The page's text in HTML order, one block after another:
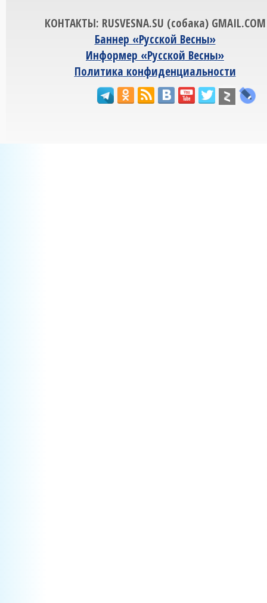
КОНТАКТЫ: RUSVESNA.SU (собака) GMAIL.COM
Баннер «Русской Весны»
Информер «Русской Весны»
Политика конфиденциальности